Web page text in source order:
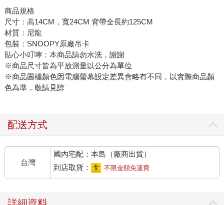
商品規格
尺寸：高14CM，寬24CM 背帶全長約125CM
材質：尼龍
包裝：SNOOPY原廠吊卡
貼心小叮嚀：本商品請勿水洗，謝謝
※商品尺寸皆為平放測量以公分為單位
※商品圖檔顏色因電腦螢幕設定差異會略有不同，以實際商品顏
色為準，敬請見諒
配送方式
台灣
國內宅配：本島（廠商出貨）
到店取貨：
不限金額免運費